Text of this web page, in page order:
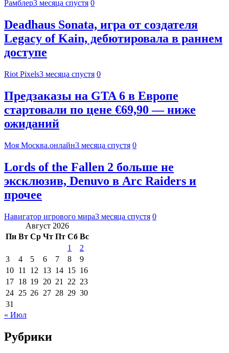
Рамблер3 месяца спустя 0
Deadhaus Sonata, игра от создателя
Legacy of Kain, дебютировала в раннем
доступе
Riot Pixels3 месяца спустя 0
Предзаказы на GTA 6 в Европе
стартовали по цене €69,90 — ниже
ожиданий
Моя Москва.онлайн3 месяца спустя 0
Lords of the Fallen 2 больше не
эксклюзив, Denuvo в Arc Raiders и
прочее
Навигатор игрового мира3 месяца спустя 0
Август 2026
Пн Вт Ср Чт Пт Сб Вс
1
2
3
4 5 6 7 8
9
10 11 12 13 14 15 16
17 18 19 20 21 22 23
24 25 26 27 28 29 30
31
« Июл
Рубрики